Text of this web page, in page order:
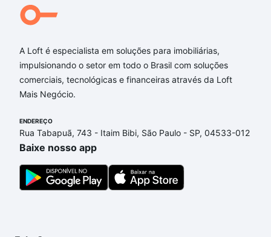
Qual o preço de Imóveis com 3 vagas à venda em
Jardim Novo Horizonte, Sorocaba, SP?
Aqui na Loft temos a oferta ideal para você, com
Imóveis com 3 vagas à venda em Jardim Novo
Horizonte, Sorocaba, SP que custam a partir de R$
0 e com nossas opções de financiamento imobiliário
Se ainda tem alguma dúvida dos custos envolvidos
no processo de compra, veja em nosso portal
quanto custa comprar um apartamento
a gente para comprar o imóvel dos seus sonhos
com segurança e conforto. Loft, com você até as
A Loft é especialista em soluções para imobiliárias,
impulsionando o setor em todo o Brasil com soluções
comerciais, tecnológicas e financeiras através da Loft
Mais Negócio.
ENDEREÇO
Rua Tabapuã, 743 - Itaim Bibi, São Paulo - SP, 04533-012
Baixe nosso app